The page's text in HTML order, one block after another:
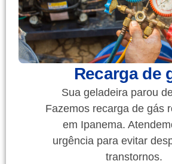
Recarga de
Sua geladeira parou
Fazemos recarga de gás
em Ipanema.
urgência para evitar
transtornos.